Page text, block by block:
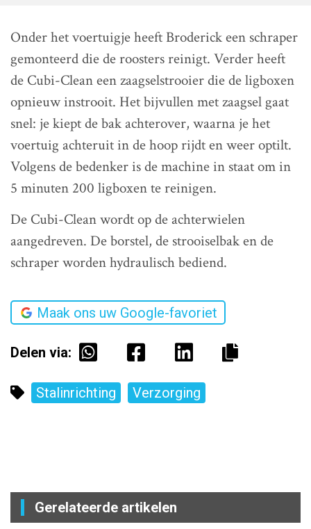
Onder het voertuigje heeft Broderick een schraper
gemonteerd die de roosters reinigt. Verder heeft
de Cubi-Clean een zaagselstrooier die de ligboxen
opnieuw instrooit. Het bijvullen met zaagsel gaat
snel: je kiept de bak achterover, waarna je het
voertuig achteruit in de hoop rijdt en weer optilt.
Volgens de bedenker is de machine in staat om in
5 minuten 200 ligboxen te reinigen.
De Cubi-Clean wordt op de achterwielen
aangedreven. De borstel, de strooiselbak en de
schraper worden hydraulisch bediend.
Maak ons uw Google-favoriet
Delen via:
Stalinrichting Verzorging
Gerelateerde artikelen